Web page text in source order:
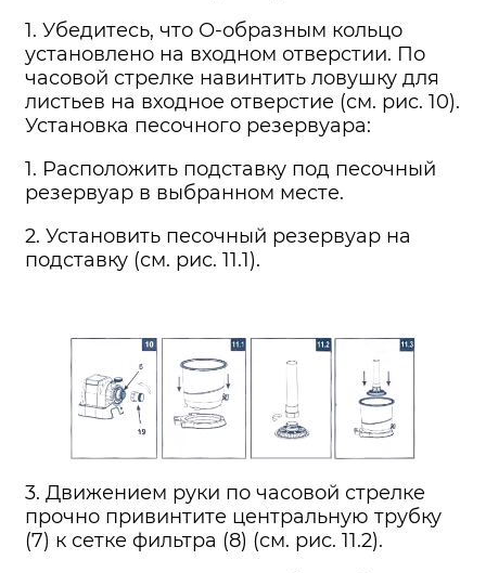
1. Убедитесь, что О-образным кольцо
установлено на входном отверстии. По
часовой стрелке навинтить ловушку для
листьев на входное отверстие (см. рис. 10).
Установка песочного резервуара:
1. Расположить подставку под песочный
резервуар в выбранном месте.
2. Установить песочный резервуар на
подставку (см. рис. 11.1).
3. Движением руки по часовой стрелке
прочно привинтите центральную трубку
(7) к сетке фильтра (8) (см. рис. 11.2).